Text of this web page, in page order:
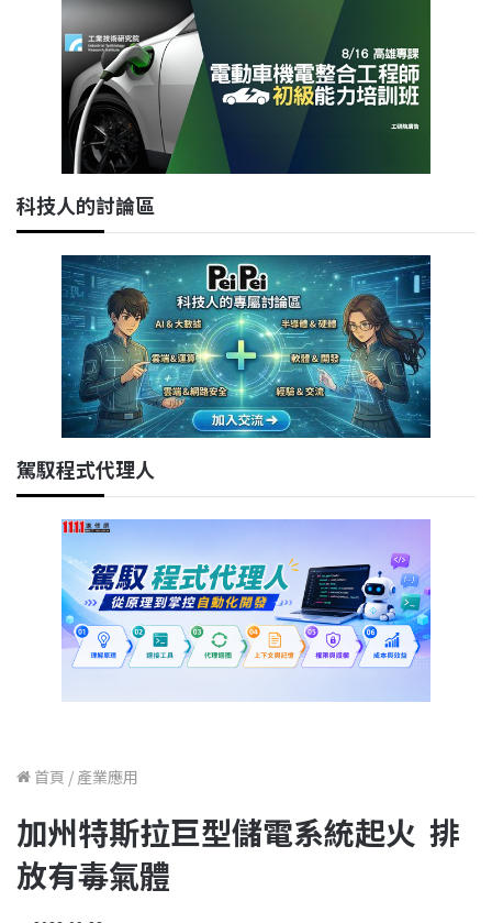
科技人的討論區
駕馭程式代理人